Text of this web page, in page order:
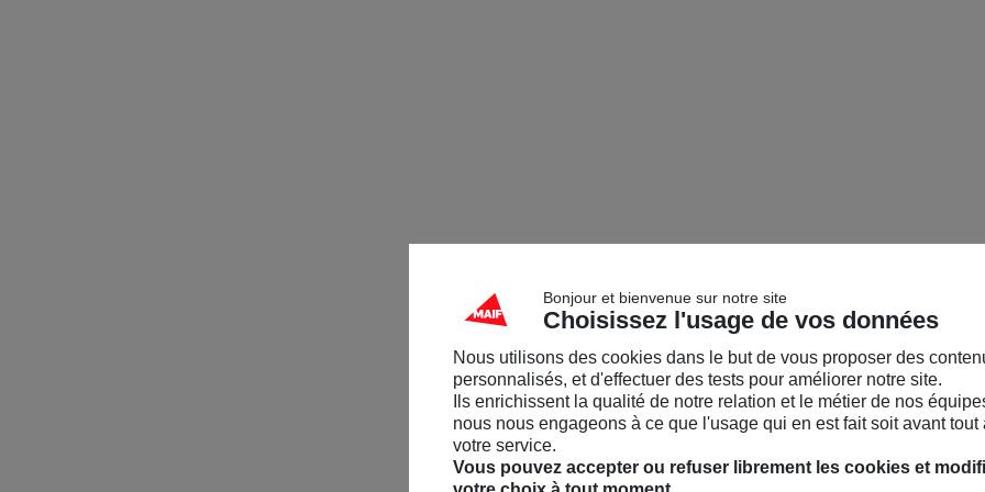
Bonjour et bienvenue sur notre site
Choisissez l'usage de vos données
Nous utilisons des cookies dans le but de vous proposer des
personnalisés, et d'effectuer des tests pour améliorer notre site.
Ils enrichissent la qualité de notre relation et le métier de nos
nous nous engageons à ce que l'usage qui en est fait soit avant tout
votre service.
Vous pouvez accepter ou refuser librement les cookies et